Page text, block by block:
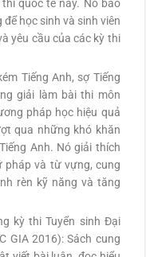
quốc tế này. Nó bao
học sinh và sinh viên
yêu cầu của các kỳ thi
Tiếng Anh, sợ Tiếng
giải làm bài thi môn
pháp học hiệu quả
qua những khó khăn
Anh. Nó giải thích
pháp và từ vựng, cung
rèn kỹ năng và tăng
kỳ thi Tuyển sinh Đại
GIA 2016): Sách cung